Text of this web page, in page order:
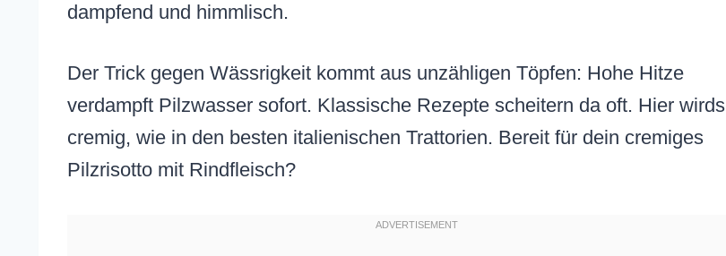
dampfend und himmlisch.
Der Trick gegen Wässrigkeit kommt aus unzähligen Töpfen: Hohe Hitze
verdampft Pilzwasser sofort. Klassische Rezepte scheitern da oft. Hier wirds
cremig, wie in den besten italienischen Trattorien. Bereit für dein cremiges
Pilzrisotto mit Rindfleisch?